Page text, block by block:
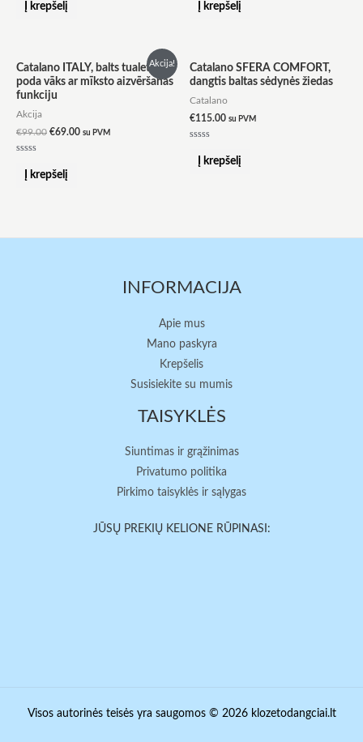
Į krepšelį Į krepšelį
Akcija!
Catalano ITALY, balts tualetes
poda vāks ar mīksto aizvēršanas
funkciju
Akcija
€99.00
price
was:
€99.00.
€69.00
price
is:
su PVM
Į krepšelį
Catalano SFERA COMFORT,
dangtis baltas sėdynės žiedas
Catalano
€115.00 su PVM
Į krepšelį
INFORMACIJA
Apie mus
Mano paskyra
Krepšelis
Susisiekite su mumis
TAISYKLĖS
Siuntimas ir grąžinimas
Privatumo politika
Pirkimo taisyklės ir sąlygas
JŪSŲ PREKIŲ KELIONE RŪPINASI:
Visos autorinės teisės yra saugomos © 2026 klozetodangciai.lt